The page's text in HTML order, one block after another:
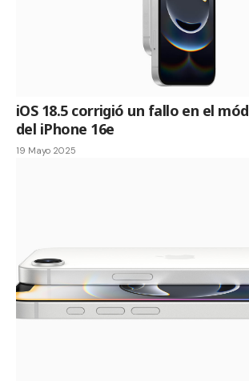
iOS 18.5 corrigió un fallo en el
del iPhone 16e
19 Mayo 2025